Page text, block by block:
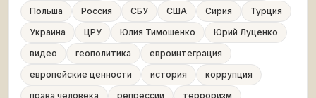
Польша
Россия СБУ США Сирия
Турция
Украина
ЦРУ Юлия Тимошенко
Юрий Луценко
видео
геополитика
евроинтеграция
европейские ценности
история
коррупция
права человека
репрессии
терроризм